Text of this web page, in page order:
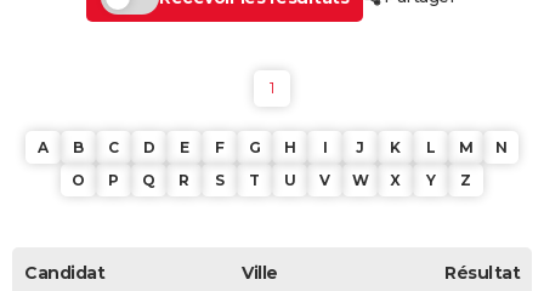
1
A B C D E F G H I J K L M
N
O
P Q R S T U V W X Y Z
Candidat Ville Résultat